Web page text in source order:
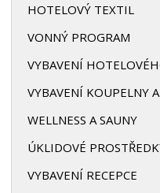
HOTELOVÝ TEXTIL
VONNÝ PROGRAM
VYBAVENÍ
VYBAVENÍ KOUPELNY
WELLNESS A SAUNY
ÚKLIDOVÉ
VYBAVENÍ RECEPCE